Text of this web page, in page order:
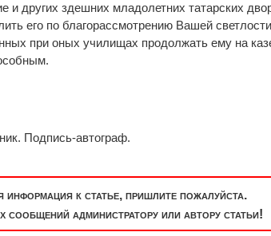
и других здешних младолетних татарских
его по благорассмотрению Вашей
при оных училищах продолжать ему на
Подпись-автограф.
к статье, пришлите пожалуйста.
администратору или автору статьи!